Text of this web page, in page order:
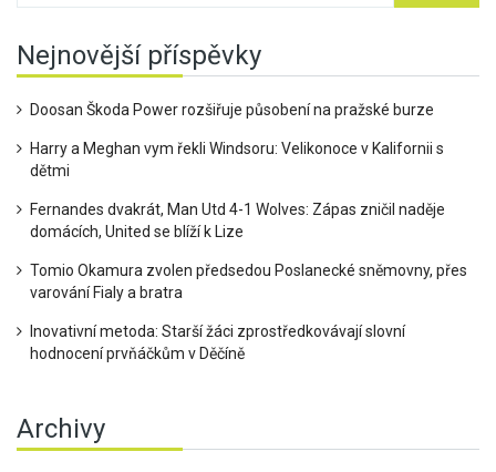
Nejnovější příspěvky
Doosan Škoda Power rozšiřuje působení na pražské burze
Harry a Meghan vym řekli Windsoru: Velikonoce v Kalifornii s
dětmi
Fernandes dvakrát, Man Utd 4-1 Wolves: Zápas zničil naděje
domácích, United se blíží k Lize
Tomio Okamura zvolen předsedou Poslanecké sněmovny, přes
varování Fialy a bratra
Inovativní metoda: Starší žáci zprostředkovávají slovní
hodnocení prvňáčkům v Děčíně
Archivy